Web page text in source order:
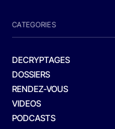
CATEGORIES
DECRYPTAGES
DOSSIERS
RENDEZ-VOUS
VIDEOS
PODCASTS